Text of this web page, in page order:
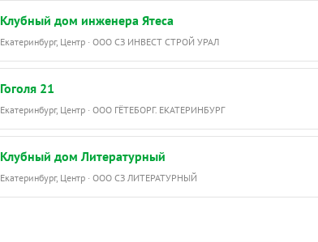
Клубный дом инженера Ятеса
Екатеринбург, Центр · ООО СЗ ИНВЕСТ СТРОЙ УРАЛ
Гоголя 21
Екатеринбург, Центр · ООО ГЁТЕБОРГ. ЕКАТЕРИНБУРГ
Клубный дом Литературный
Екатеринбург, Центр · ООО СЗ ЛИТЕРАТУРНЫЙ